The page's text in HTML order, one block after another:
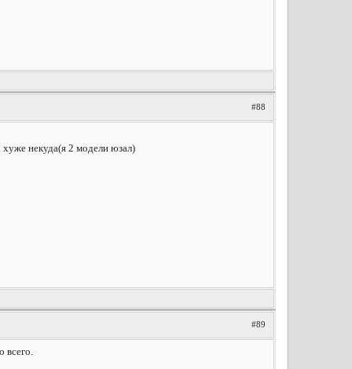
#88
некуда(я 2 модели юзал)
#89
всего.